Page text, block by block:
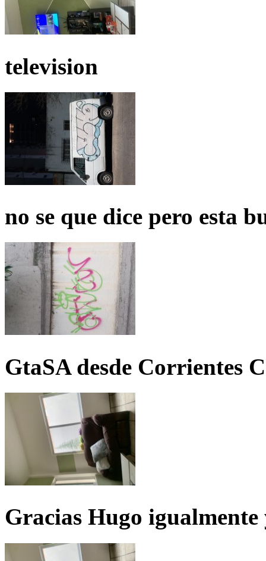
television
no se que dice pero esta
GtaSA desde Corrientes
Gracias Hugo igualmente